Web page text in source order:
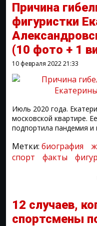
Причина
фигуристки
(10 фото + 1
10 февраля 202221:33
Июль 2020 года.
московской квартире.
подпортила пандемия
Метки: биография
спорт
факты
12 случаев,
спортсмены